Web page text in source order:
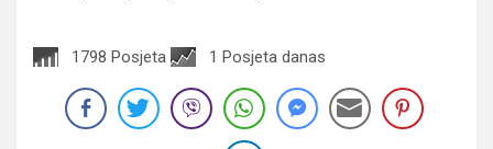
1798 Posjeta 1 Posjeta danas